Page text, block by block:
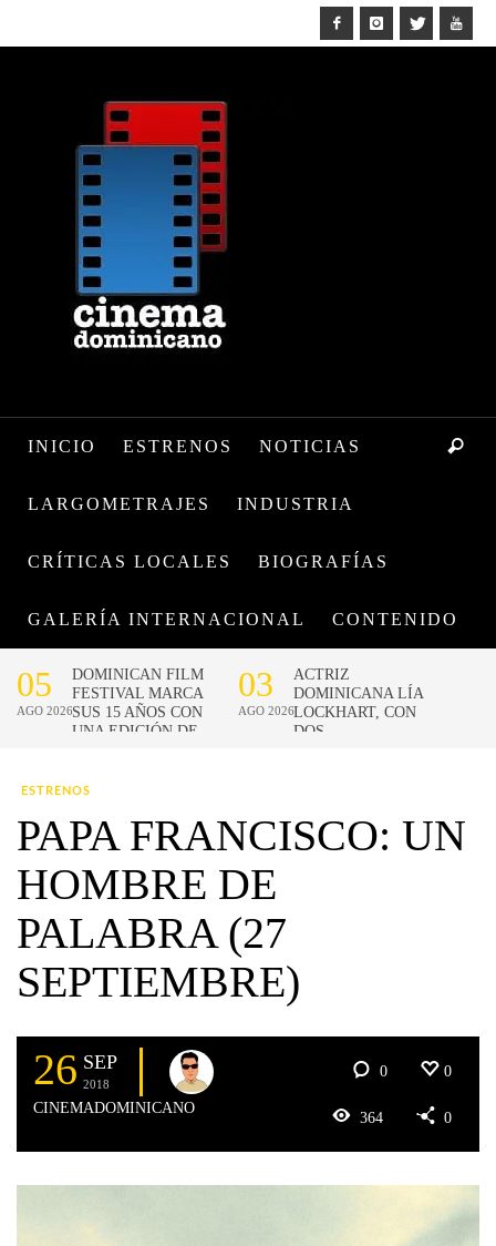
INICIO ESTRENOS NOTICIAS
LARGOMETRAJES INDUSTRIA
CRÍTICAS LOCALES BIOGRAFÍAS
GALERÍA INTERNACIONAL CONTENIDO
ESTRENOS
PAPA FRANCISCO: UN
HOMBRE DE
PALABRA (27
SEPTIEMBRE)
26 SEP
2018
CINEMADOMINICANO
0 0
364 0